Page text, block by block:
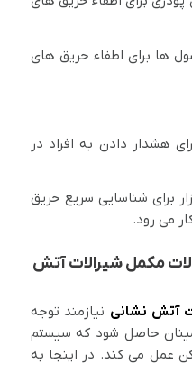
ها برای اطفاء حریق های
هشدار دادن به افراد در
برای شناسایی سریع حریق
می رود.
مکمل شیرالات آتش
آتش نشانی نیازمند توجه
حاصل شود که سیستم
عمل می کند. در اینجا به